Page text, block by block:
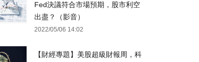
Fed決議符合市場預期，股市利空
出盡？（影音）
2022/05/06 14:02
【財經專題】美股超級財報周，科